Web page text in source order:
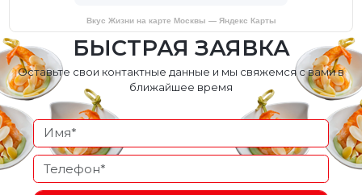
Вкус Жизни на карте Москвы — Яндекс Карты
БЫСТРАЯ ЗАЯВКА
Оставьте свои контактные данные и мы свяжемся с вами в
ближайшее время